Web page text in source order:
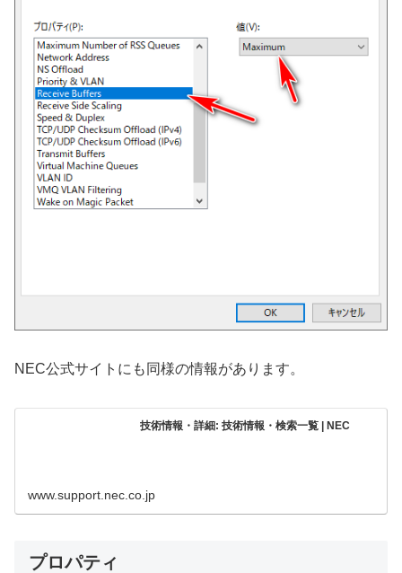
NEC公式サイトにも同様の情報があります。
技術情報・詳細: 技術情報・検索一覧 | NEC
www.support.nec.co.jp
プロパティ